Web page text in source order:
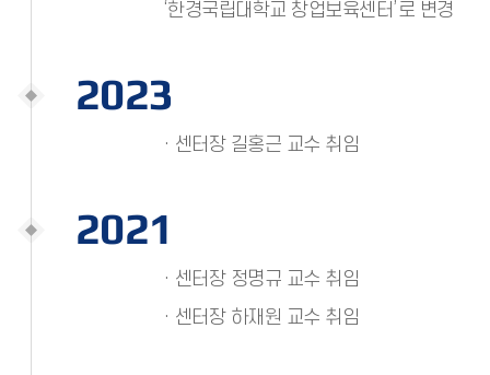
‘한경국립대학교 창업보육센터’로 변경
2023
· 센터장 길홍근 교수 취임
2021
· 센터장 정명규 교수 취임
· 센터장 하재원 교수 취임